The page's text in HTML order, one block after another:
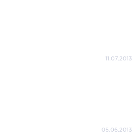
11.07.2013
05.06.2013